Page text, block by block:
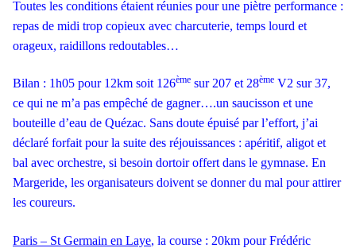
Toutes les conditions étaient réunies pour une piètre performance :
repas de midi trop copieux avec charcuterie, temps lourd et
orageux, raidillons redoutables…
Bilan : 1h05 pour 12km soit 126ème sur 207 et 28ème V2 sur 37,
ce qui ne m’a pas empêché de gagner….un saucisson et une
bouteille d’eau de Quézac. Sans doute épuisé par l’effort, j’ai
déclaré forfait pour la suite des réjouissances : apéritif, aligot et
bal avec orchestre, si besoin dortoir offert dans le gymnase. En
Margeride, les organisateurs doivent se donner du mal pour attirer
les coureurs.
Paris – St Germain en Laye, la course : 20km pour Frédéric